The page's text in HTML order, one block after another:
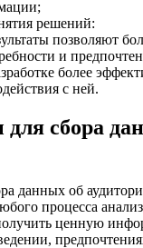
решений:
позволяют
и
более
с ней.
сбора
данных об
процесса
ценную